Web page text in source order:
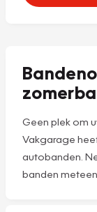
Geen plek om
Vakgarage
autobanden.
banden